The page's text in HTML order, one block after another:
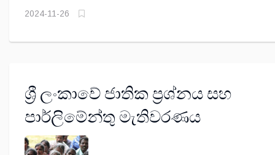
2024-11-26
ශ්‍රී ලංකාවේ ජාතික ප්‍රශ්නය සහ
පාර්ලිමේන්තු මැතිවරණය